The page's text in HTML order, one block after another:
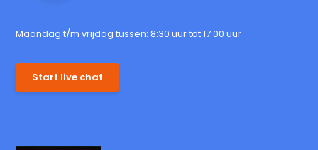
Maandag t/m vrijdag tussen: 8:30 uur tot 17:00 uur
Start live chat